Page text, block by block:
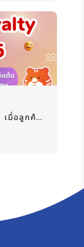
เทรนด์ Loyalty ปี 2025: เมื่อลูกค้าไม่อยากได้แค่แต้ม แต่อยากได้ ‘ความพิเศษ’